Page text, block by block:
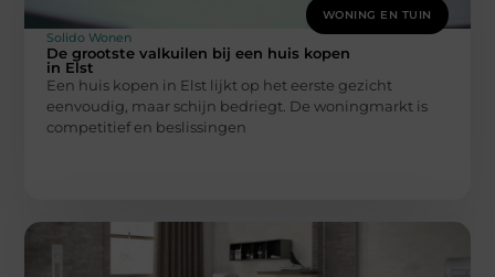
WONING EN TUIN
Solido Wonen
De grootste valkuilen bij een huis kopen
in Elst
Een huis kopen in Elst lijkt op het eerste gezicht
eenvoudig, maar schijn bedriegt. De woningmarkt is
competitief en beslissingen